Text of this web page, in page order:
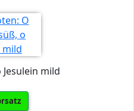
Jesulein mild